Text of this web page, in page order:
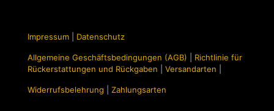
Impressum Datenschutz
Allgemeine Geschäftsbedingungen (AGB)
Richtlinie für
Rückerstattungen und Rückgaben
Versandarten
Widerrufsbelehrung Zahlungsarten